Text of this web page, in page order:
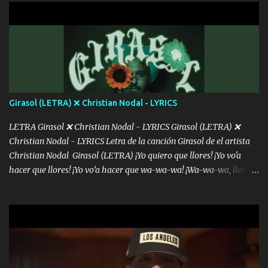
menos se prudente Hoy me sabe a mierda, traigo un Balvin en los
dientes Por falta de empatía le toca ser resiliente ¿Acaso eres
consciente de los followers que mueves? Parcerito, abre los ojos y
ve el poder que tienes Otro chiste malo son los nombres de tus
álbum's "José, vibras colores con la energía del diablo " ¿Si ...
Girasol (LETRA) ❌ Christian Nodal - LYRICS
LETRA Girasol ❌ Christian Nodal - LYRICS Girasol (LETRA) ❌
Christian Nodal - LYRICS Letra de la canción Girasol de el artista
Christian Nodal Girasol (LETRA) ¡Yo quiero que llores! ¡Yo vo'a
hacer que llores! ¡Yo vo’a hacer que wa-wa-wa! ¡Wa-wa-wa, llores!
intentas rimar Pobre payaso que usa a todo el mundo pa' conectar
con la gente Dices "Latino Gang" pero pisas a to'a tu gente Pa’ dar
mensajes, m'ijo, hay quе ser coherentеs Si tú no eres artista, al